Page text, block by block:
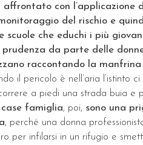
affrontato con
del rischio e
scuole che educhi i più
prudenza da parte delle
raccontando la
il pericolo è nell’aria l’istinto
a piedi una strada buia e
case famiglia, poi, sono una
, perché una donna
per infilarsi in un rifugio e